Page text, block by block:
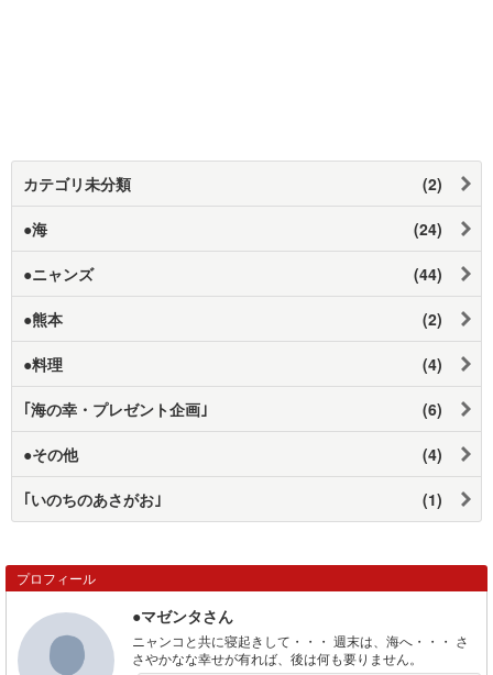
カテゴリ未分類 (2)
●海 (24)
●ニャンズ (44)
●熊本 (2)
●料理 (4)
｢海の幸・プレゼント企画｣ (6)
●その他 (4)
｢いのちのあさがお｣ (1)
プロフィール
●マゼンタさん
ニャンコと共に寝起きして・・・ 週末は、海へ・・・ さ
さやかなな幸せが有れば、後は何も要りません。